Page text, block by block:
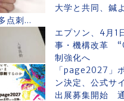
大学と共同、鍼
点刺...
エプソン、4月1
事・機構改革
制強化へ
「page2027」
ン決定、公式サ
出展募集開始